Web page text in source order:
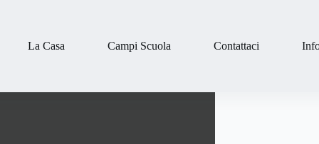
La Casa Campi Scuola Contattaci